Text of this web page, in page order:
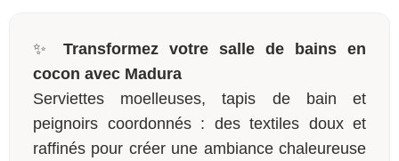
✨ Transformez votre salle de bains en
cocon avec Madura
Serviettes moelleuses, tapis de bain et
peignoirs coordonnés : des textiles doux et
raffinés pour créer une ambiance chaleureuse